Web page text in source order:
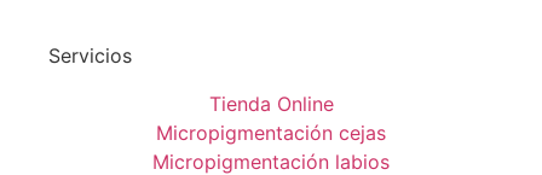
Servicios
Tienda Online
Micropigmentación cejas
Micropigmentación labios